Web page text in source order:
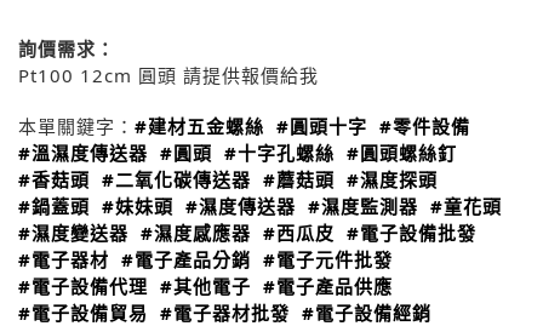
詢價需求：
Pt100 12cm 圓頭 請提供報價給我
本單關鍵字： #建材五金螺絲 #圓頭十字 #零件設備
#溫濕度傳送器 #圓頭 #十字孔螺絲 #圓頭螺絲釘
#香菇頭 #二氧化碳傳送器 #蘑菇頭 #濕度探頭
#鍋蓋頭 #妹妹頭 #濕度傳送器 #濕度監測器 #童花頭
#濕度變送器 #濕度感應器 #西瓜皮 #電子設備批發
#電子器材 #電子產品分銷 #電子元件批發
#電子設備代理 #其他電子 #電子產品供應
#電子設備貿易 #電子器材批發 #電子設備經銷